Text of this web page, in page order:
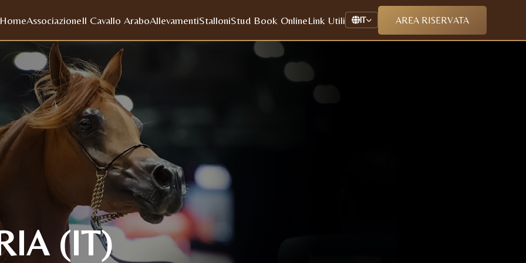
AssociazioneIl Cavallo AraboAllevamentiStalloniStud Book OnlineLink Utili IT AREA RISERVATA
(IT)